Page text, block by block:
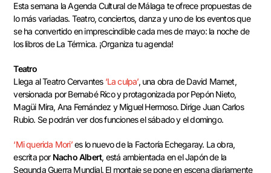
Esta semana la Agenda Cultural de Málaga te ofrece propuestas de
lo más variadas. Teatro, conciertos, danza y uno de los eventos que
se ha convertido en imprescindible cada mes de mayo: la noche de
los libros de La Térmica. ¡Organiza tu agenda!
Teatro
Llega al Teatro Cervantes ‘La culpa’, una obra de David Mamet,
versionada por Bernabé Rico y protagonizada por Pepón Nieto,
Magüi Mira, Ana Fernández y Miguel Hermoso. Dirige Juan Carlos
Rubio. Se podrán ver dos funciones el sábado y el domingo.
‘Mi querida Mori’es lo nuevo de la Factoría Echegaray. La obra,
escrita porNacho Albert, está ambientada en el Japón de la
Segunda Guerra Mundial. El montaje se pone en escena diariamente